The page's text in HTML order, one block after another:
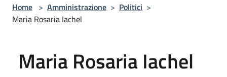
Home > Amministrazione > Politici >
Maria Rosaria Iachel
Maria Rosaria Iachel